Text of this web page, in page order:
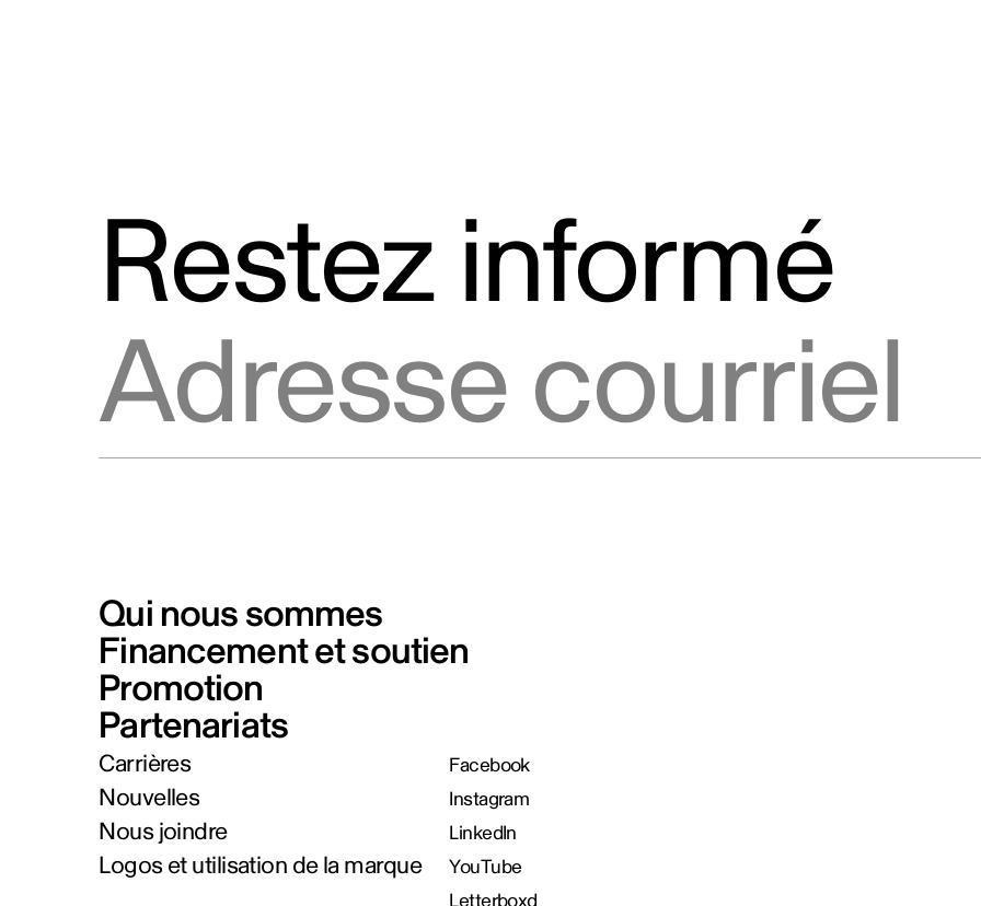
Restez informé
Qui nous sommes
Financement et soutien
Promotion
Partenariats
Carrières
Nouvelles
Nous joindre
Logos et utilisation de la marque
Facebook
Instagram
LinkedIn
YouTube
Letterboxd